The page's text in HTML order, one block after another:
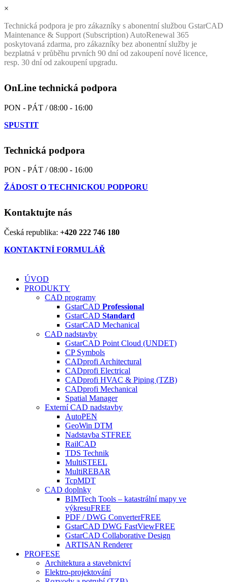
×
Technická podpora je pro zákazníky s abonentní službou GstarCAD
Maintenance & Support (Subscription) AutoRenewal 365
poskytovaná zdarma, pro zákazníky bez abonentní služby je
bezplatná v průběhu prvních 90 dní od zakoupení nové licence,
resp. 30 dní od zakoupení upgradu.
OnLine technická podpora
PON - PÁT / 08:00 - 16:00
SPUSTIT
Technická podpora
PON - PÁT / 08:00 - 16:00
ŽÁDOST O TECHNICKOU PODPORU
Kontaktujte nás
Česká republika: +420 222 746 180
KONTAKTNÍ FORMULÁŘ
ÚVOD
PRODUKTY
CAD programy
GstarCAD Professional
GstarCAD Standard
GstarCAD Mechanical
CAD nadstavby
GstarCAD Point Cloud (UNDET)
CP Symbols
CADprofi Architectural
CADprofi Electrical
CADprofi HVAC & Piping (TZB)
CADprofi Mechanical
Spatial Manager
Externí CAD nadstavby
AutoPEN
GeoWin DTM
Nadstavba STFREE
RailCAD
TDS Technik
MultiSTEEL
MultiREBAR
TcpMDT
CAD doplnky
BIMTech Tools – katastrální mapy ve
výkresuFREE
PDF / DWG ConverterFREE
GstarCAD DWG FastViewFREE
GstarCAD Collaborative Design
ARTISAN Renderer
PROFESE
Architektura a stavebnictví
Elektro-projektování